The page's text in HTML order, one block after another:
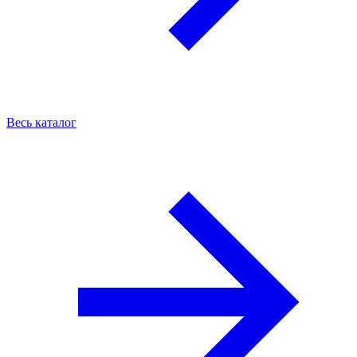
Весь каталог